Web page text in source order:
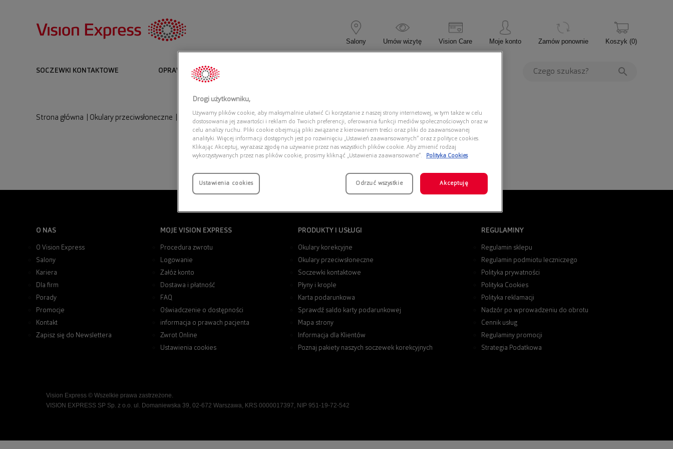
Salony Umów wizytę Vision Care Moje konto Zamów ponownie Koszyk (0)
SOCZEWKI KONTAKTOWE OPRAWKI I OKULARY KOREKCYJNE
Strona główna Okulary przeciwsłoneczne EMPORIO ARMANI 0EA4238 50266I
O NAS
O Vision Express
Salony
Kariera
Dla firm
Porady
Promocje
Kontakt
Zapisz się do Newslettera
MOJE VISION EXPRESS
Procedura zwrotu
Logowanie
Załóż konto
Dostawa i płatność
FAQ
Oświadczenie o dostępności
informacja o prawach pacjenta
Zwrot Online
Ustawienia cookies
PRODUKTY I USŁUGI
Okulary korekcyjne
Okulary przeciwsłoneczne
Soczewki kontaktowe
Płyny i krople
Karta podarunkowa
Sprawdź saldo karty podarunkowej
Mapa strony
Informacja dla Klientów
Poznaj pakiety naszych soczewek korekcyjnych
REGULAMINY
Regulamin sklepu
Regulamin podmiotu leczniczego
Polityka prywatności
Polityka Cookies
Polityka reklamacji
Nadzór po wprowadzeniu do obrotu
Cennik usług
Regulaminy promocji
Strategia Podatkowa
Vision Express © Wszelkie prawa zastrzeżone.
VISION EXPRESS SP Sp. z o.o. ul. Domaniewska 39, 02-672 Warszawa, KRS 0000017397, NIP 951-19-72-542
Drogi użytkowniku,
Używamy plików cookie, aby maksymalnie ułatwić Ci korzystanie z naszej strony internetowej, w tym także w celu
dostosowania jej zawartości i reklam do Twoich preferencji, oferowania funkcji mediów społecznościowych oraz w
celu analizy ruchu. Pliki cookie obejmują pliki związane z kierowaniem treści oraz pliki do zaawansowanej
analityki. Więcej informacji dostępnych jest po rozwinięciu „Ustawień zaawansowanych” oraz z polityce cookies.
Klikając Akceptuj, wyrażasz zgodę na używanie przez nas wszystkich plików cookie. Aby zmienić rodzaj
wykorzystywanych przez nas plików cookie, prosimy kliknąć „Ustawienia zaawansowane”.
Polityka Cookies
Ustawienia cookies Odrzuć wszystkie Akceptuję